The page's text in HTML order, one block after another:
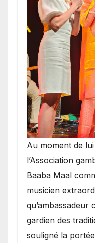
​Au moment de
l’Association
Baaba Maal
musicien
qu’ambassadeur
gardien des
souligné la